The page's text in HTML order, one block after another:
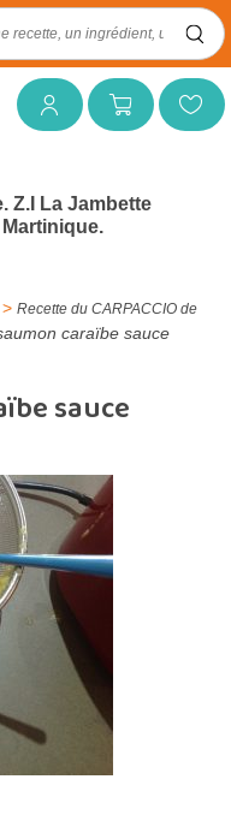
compteMon panierMes favoris
Z.I La Jambette
> Recette du CARPACCIO de
caraïbe sauce
sauce